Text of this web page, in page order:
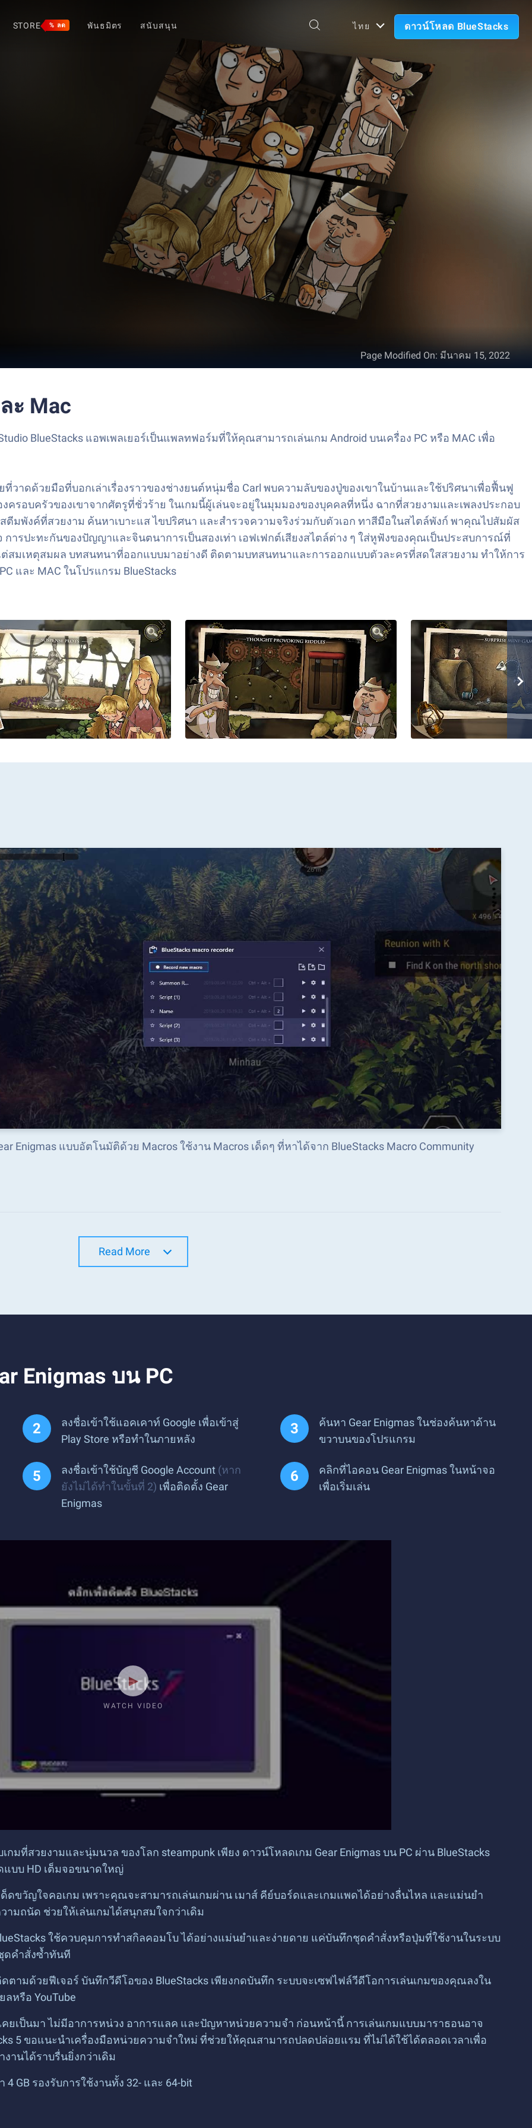
STORE % ลด พันธมิตร สนับสนุน ไทย ดาวน์โหลด BlueStacks
Page Modified On: มีนาคม 15, 2022
ะ Mac
BlueStacks แอพเพลเยอร์เป็นแพลทฟอร์มที่ให้คุณสามารถเล่นเกม Android บนเครื่อง PC หรือ MAC เพื่อ
ที่วาดด้วยมือที่บอกเล่าเรื่องราวของช่างยนต์หนุ่มชื่อ Carl พบความลับของปู่ของเขาในบ้านและใช้ปริศนาเพื่อฟื้นฟู
รอบครัวของเขาจากศัตรูที่ชั่วร้าย ในเกมนี้ผู้เล่นจะอยู่ในมุมมองของบุคคลที่หนึ่ง ฉากที่สวยงามและเพลงประกอบ
มพังค์ที่สวยงาม ค้นหาเบาะแส ไขปริศนา และสำรวจความจริงร่วมกับตัวเอก ทาสีมือในสไตล์พังก์ พาคุณไปสัมผัส
ารปะทะกันของปัญญาและจินตนาการเป็นสองเท่า เอฟเฟกต์เสียงสไตล์ต่าง ๆ ใส่หูฟังของคุณเป็นประสบการณ์ที่
สมเหตุสมผล บทสนทนาที่ออกแบบมาอย่างดี ติดตามบทสนทนาและการออกแบบตัวละครที่สดใสสวยงาม ทำให้การ
และ MAC ในโปรแกรม BlueStacks
Enigmas แบบอัตโนมัติด้วย Macros ใช้งาน Macros เด็ดๆ ที่หาได้จาก BlueStacks Macro Community
Read More
Enigmas บน PC
ลงชื่อเข้าใช้แอคเคาท์ Google เพื่อเข้าสู่
Play Store หรือทำในภายหลัง
ค้นหา Gear Enigmas ในช่องค้นหาด้าน
ขวาบนของโปรแกรม
ลงชื่อเข้าใช้บัญชี Google Account (หาก
ยังไม่ได้ทำในขั้นที่ 2) เพื่อติดตั้ง Gear
Enigmas
คลิกที่ไอคอน Gear Enigmas ในหน้าจอ
เพื่อเริ่มเล่น
WATCH VIDEO
ที่สวยงามและนุ่มนวล ของโลก steampunk เพียง ดาวน์โหลดเกม Gear Enigmas บน PC ผ่าน BlueStacks
แบบ HD เต็มจอขนาดใหญ่
ด็ดขวัญใจคอเกม เพราะคุณจะสามารถเล่นเกมผ่าน เมาส์ คีย์บอร์ดและเกมแพดได้อย่างลื่นไหล และแม่นยำ
มถนัด ช่วยให้เล่นเกมได้สนุกสมใจกว่าเดิม
ใช้ควบคุมการทำสกิลคอมโบ ได้อย่างแม่นยำและง่ายดาย แค่บันทึกชุดคำสั่งหรือปุ่มที่ใช้งานในระบบ
ดคำสั่งซ้ำทันที
ามด้วยฟีเจอร์ บันทึกวีดีโอของ BlueStacks เพียงกดบันทึก ระบบจะเซฟไฟล์วีดีโอการเล่นเกมของคุณลงใน
หรือ YouTube
ยเป็นมา ไม่มีอาการหน่วง อาการแลค และปัญหาหน่วยความจำ ก่อนหน้านี้ การเล่นเกมแบบมาราธอนอาจ
5 ขอแนะนำเครื่องมือหน่วยความจำใหม่ ที่ช่วยให้คุณสามารถปลดปล่อยแรม ที่ไม่ได้ใช้ได้ตลอดเวลาเพื่อ
านได้ราบรื่นยิ่งกว่าเดิม
GB รองรับการใช้งานทั้ง 32- และ 64-bit